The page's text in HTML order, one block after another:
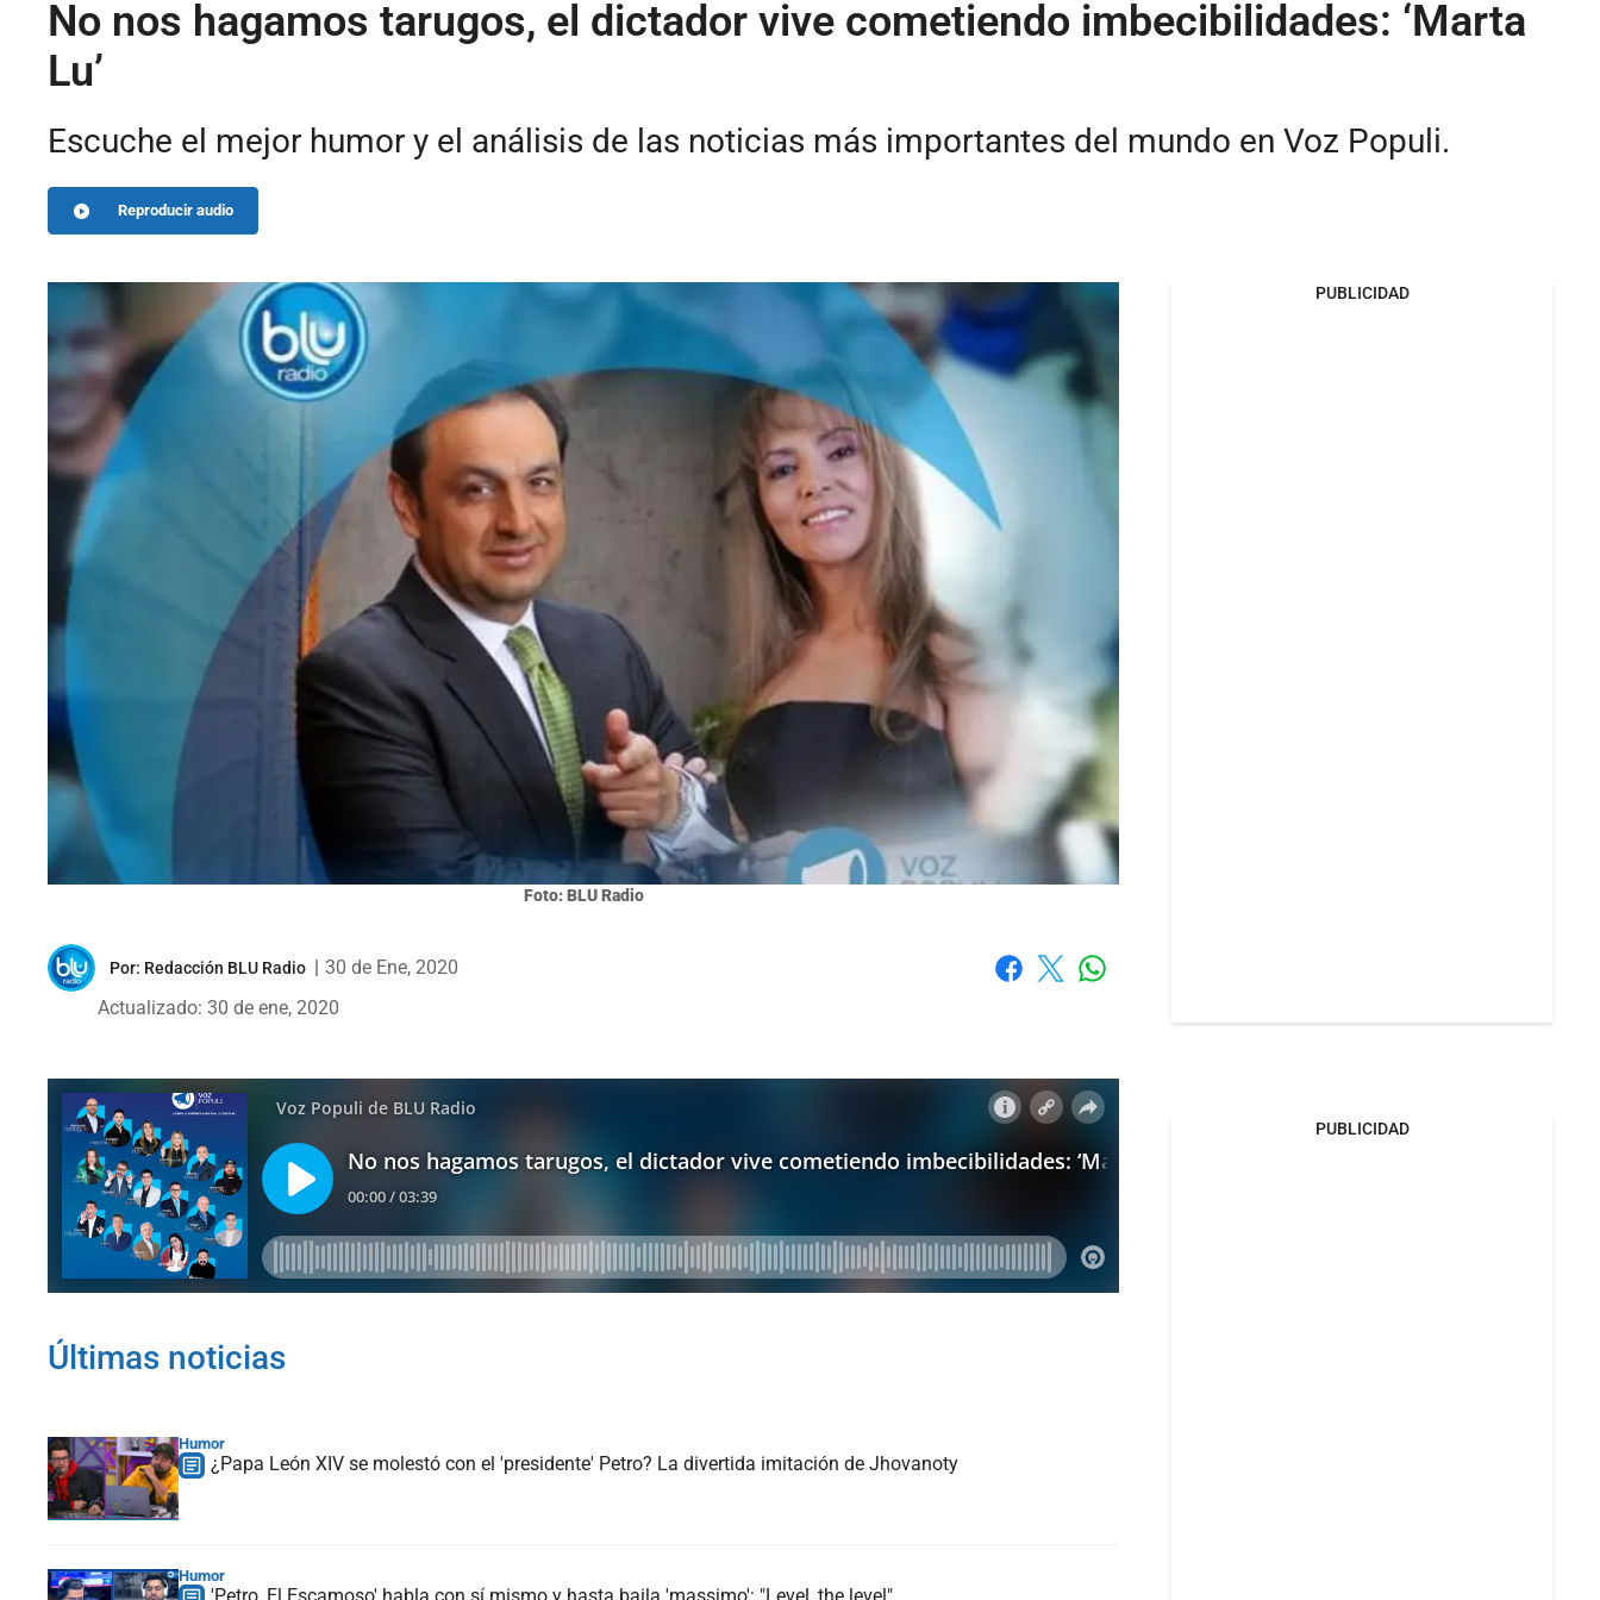
No nos hagamos tarugos, el dictador vive cometiendo imbecibilidades: ‘Marta
Lu’
Escuche el mejor humor y el análisis de las noticias más importantes del mundo en Voz Populi.
Reproducir audio
Foto: BLU Radio
Por: Redacción BLU Radio
30 de Ene, 2020
Actualizado: 30 de ene, 2020
Últimas noticias
Humor
¿Papa León XIV se molestó con el 'presidente' Petro? La divertida imitación de Jhovanoty
Humor
PUBLICIDAD
PUBLICIDAD